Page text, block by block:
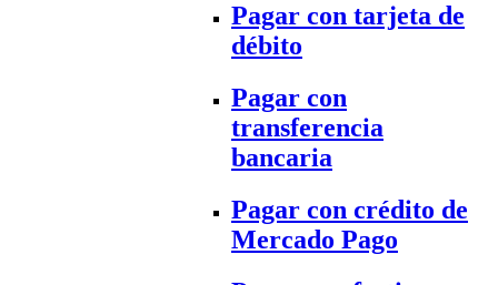
Pagar con tarjeta de
débito
Pagar con
transferencia
bancaria
Pagar con crédito de
Mercado Pago